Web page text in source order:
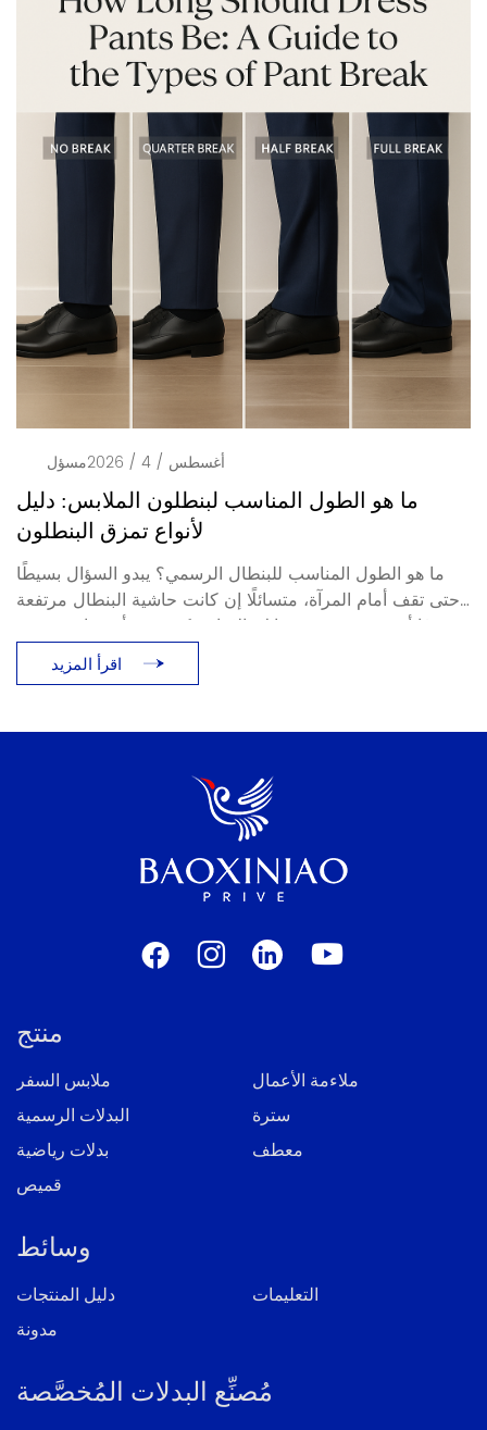
أغسطس / 4 / 2026 مسؤل
ما هو الطول المناسب لبنطلون الملابس: دليل
ما هو الطول المناسب للبنطال الرسمي؟ يبدو السؤال بسيطًا
حتى تقف أمام المرآة، متسائلًا إن كانت حاشية البنطال مرتفعة
جدًا أو متجمعة فوق حذائك. الإجابة تكمن في أمر واحد: تمزق
البنطال، أو طريقة استناد البنطال على الحذاء. يوضح هذا الدليل
[...]
اقرأ المزيد
منتج
ملابس السفر
ملاءمة الأعمال
البدلات الرسمية
سترة
بدلات رياضية
معطف
قميص
وسائط
دليل المنتجات
التعليمات
مدونة
مُصنِّع البدلات المُخصَّصة